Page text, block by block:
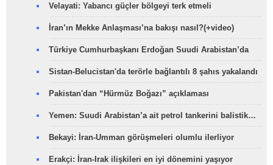
Velayati: Yabancı güçler bölgeyi terk etmeli
İran’ın Mekke Anlaşması’na bakışı nasıl?(+video)
Türkiye Cumhurbaşkanı Erdoğan Suudi Arabistan’da
Sistan-Belucistan'da terörle bağlantılı 8 şahıs yakalandı
Pakistan'dan “Hürmüz Boğazı” açıklaması
Yemen: Suudi Arabistan’a ait petrol tankerini balistik…
Bekayi: İran-Umman görüşmeleri olumlu ilerliyor
Erakçi: İran-Irak ilişkileri en iyi dönemini yaşıyor